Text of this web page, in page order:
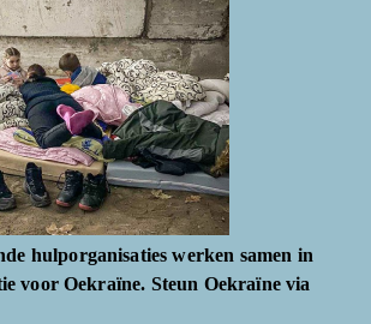
hulporganisaties werken samen in
voor Oekraïne. Steun Oekraïne via